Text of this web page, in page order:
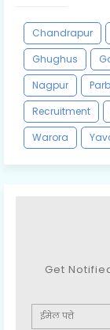
Chandrapur
Ghughus
Nagpur
Recruitment
Warora
Get